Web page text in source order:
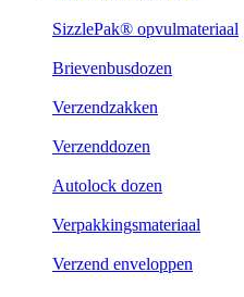
SizzlePak® opvulmateriaal
Brievenbusdozen
Verzendzakken
Verzenddozen
Autolock dozen
Verpakkingsmateriaal
Verzend enveloppen